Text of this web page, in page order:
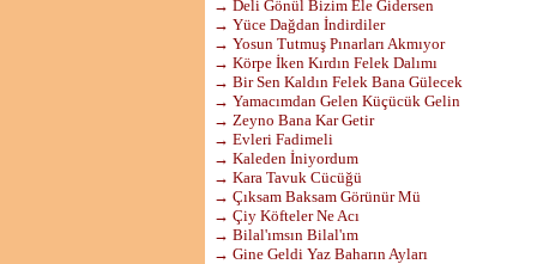
→ Deli Gönül Bizim Ele Gidersen
→ Yüce Dağdan İndirdiler
→ Yosun Tutmuş Pınarları Akmıyor
→ Körpe İken Kırdın Felek Dalımı
→ Bir Sen Kaldın Felek Bana Gülecek
→ Yamacımdan Gelen Küçücük Gelin
→ Zeyno Bana Kar Getir
→ Evleri Fadimeli
→ Kaleden İniyordum
→ Kara Tavuk Cücüğü
→ Çıksam Baksam Görünür Mü
→ Çiy Köfteler Ne Acı
→ Bilal'ımsın Bilal'ım
→ Gine Geldi Yaz Baharın Ayları